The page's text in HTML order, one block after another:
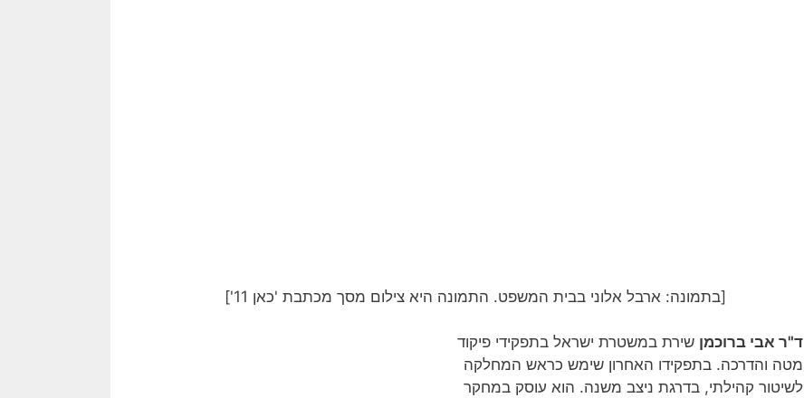
[בתמונה: ארבל אלוני בבית המשפט. התמונה היא צילום מסך מכתבת 'כאן 11']
ד"ר אבי ברוכמן שירת במשטרת ישראל בתפקידי פיקוד
מטה והדרכה. בתפקידו האחרון שימש כראש המחלקה
לשיטור קהילתי, בדרגת ניצב משנה. הוא עוסק במחקר